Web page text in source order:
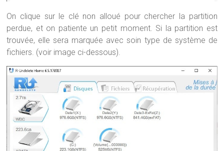
On clique sur le clé non alloué pour chercher la partition
perdue, et on patiente un petit moment. Si la partition est
trouvée, elle sera marquée avec soin type de système de
fichiers. (voir image ci-dessous).